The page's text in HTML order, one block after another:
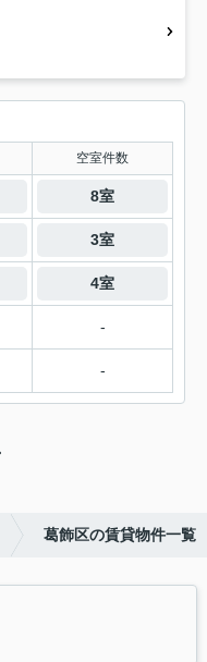
空室件数
8室
3室
4室
-
-
葛飾区の賃貸物件一覧